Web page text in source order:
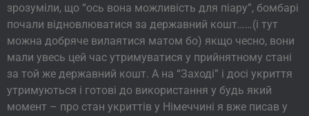
зрозуміли, що “ось вона можливість для піару”, бомбарі
почали відновлюватися за державний кошт……(і тут
можна добряче вилаятися матом бо) якщо чесно, вони
мали увесь цей час утримуватися у прийнятному стані
за той же державний кошт. А на “Заході” і досі укриття
утримуються і готові до використання у будь який
момент – про стан укриттів у Німеччині я вже писав у